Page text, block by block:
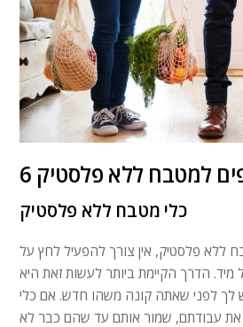
למטבח ללא פלסטיק
כלי מטבח ללא פלסטיק
ללא פלסטיק, אין צורך להפעיל לחץ על
הדרך הקיימת ביותר לעשות זאת היא
לפני שאתה קונה משהו חדש. אם כלי
את עבודתם, שמור אותם עד שהם כבר לא